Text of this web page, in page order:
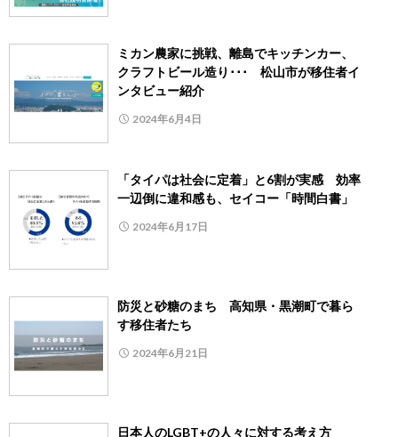
ミカン農家に挑戦、離島でキッチンカー、
クラフトビール造り･･･ 松山市が移住者イ
ンタビュー紹介
2024年6月4日
「タイパは社会に定着」と6割が実感 効率
一辺倒に違和感も、セイコー「時間白書」
2024年6月17日
防災と砂糖のまち 高知県・黒潮町で暮ら
す移住者たち
2024年6月21日
日本人のLGBT+の人々に対する考え方